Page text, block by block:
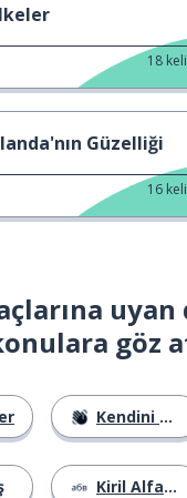
18
Güzelliği
16
uyan
göz
Kendini Tanıtma
Kiril Alfabesi